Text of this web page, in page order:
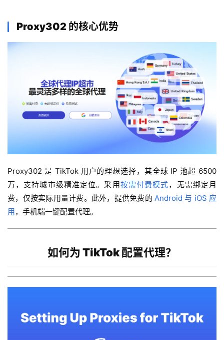
Proxy302 的核心优势
Proxy302 是 TikTok 用户的理想选择，其全球 IP 池超 6500
万，支持城市级精准定位。采用按需付费模式，无需绑定月
费，仅按实际用量计费。此外，提供免费的 Android 与 iOS 应
用 ，手机端一键配置代理。
如何为 TikTok 配置代理？